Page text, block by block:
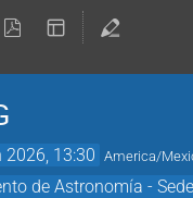
2026, 13:30 America/
de Astronomía -